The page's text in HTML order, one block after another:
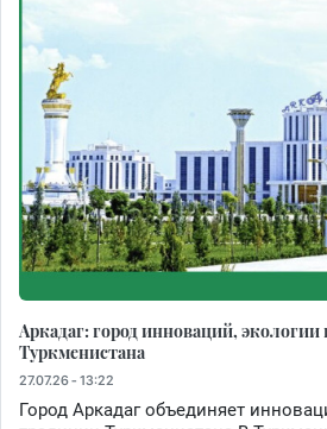
Аркадаг: город инноваций,
Туркменистана
27.07.26 - 13:22
Город Аркадаг объединяет